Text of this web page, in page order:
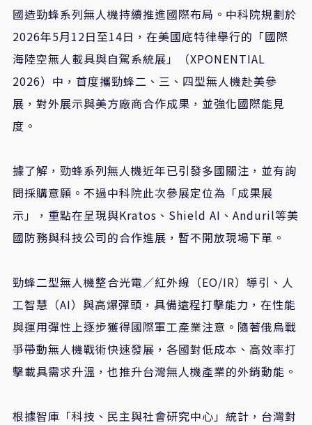
國造勁蜂系列無人機持續推進國際布局。中科院規劃於
2026年5月12日至14日，在美國底特律舉行的「國際
海陸空無人載具與自駕系統展」（XPONENTIAL
2026）中，首度攜勁蜂二、三、四型無人機赴美參
展，對外展示與美方廠商合作成果，並強化國際能見
度。
據了解，勁蜂系列無人機近年已引發多國關注，並有詢
問採購意願。不過中科院此次參展定位為「成果展
示」，重點在呈現與Kratos 、 Shield AI 、 Anduril等美
國防務與科技公司的合作進展，暫不開放現場下單。
勁蜂二型無人機整合光電／紅外線（EO/IR）導引、人
工智慧（AI）與高爆彈頭，具備遠程打擊能力，在性能
與運用彈性上逐步獲得國際軍工產業注意。隨著俄烏戰
爭帶動無人機戰術快速發展，各國對低成本、高效率打
擊載具需求升溫，也推升台灣無人機產業的外銷動能。
根據智庫「科技、民主與社會研究中心」統計，台灣對